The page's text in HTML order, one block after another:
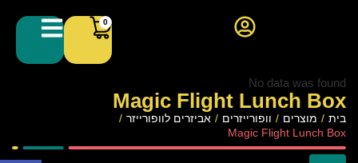
0
No data was found
Magic Flight Lunch Box
בית / מוצרים / וופורייזרים / אביזרים לוופורייזר /
Magic Flight Lunch Box